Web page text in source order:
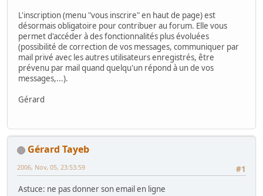
L'inscription (menu "vous inscrire" en haut de page) est
désormais obligatoire pour contribuer au forum. Elle vous
permet d'accéder à des fonctionnalités plus évoluées
(possibilité de correction de vos messages, communiquer par
mail privé avec les autres utilisateurs enregistrés, être
prévenu par mail quand quelqu'un répond à un de vos
messages,...).
Gérard
Gérard Tayeb
#1
2006, Nov, 05, 23:53:59
Astuce: ne pas donner son email en ligne